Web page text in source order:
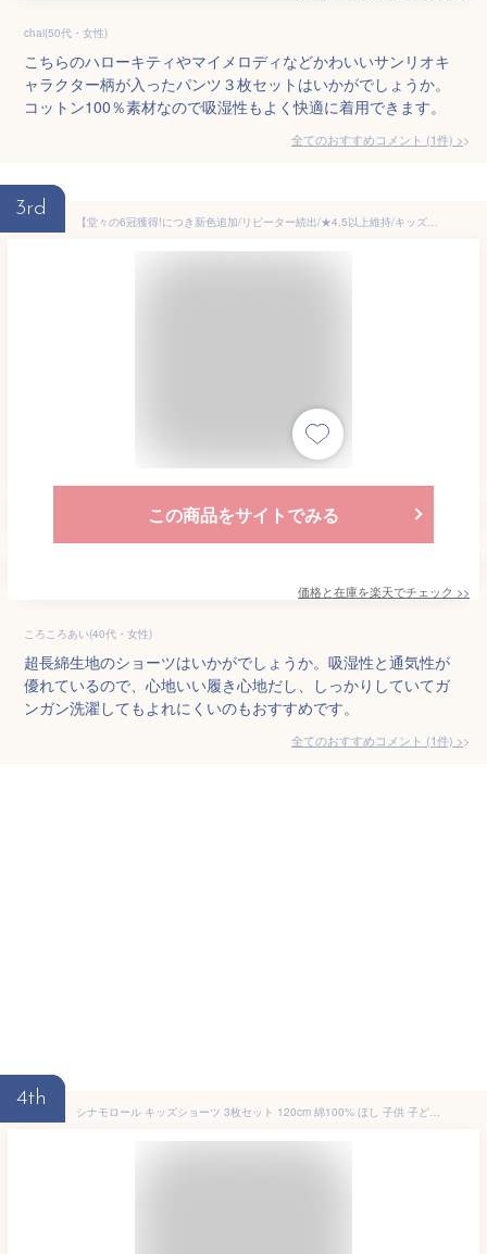
chai(50代・女性)
こちらのハローキティやマイメロディなどかわいいサンリオキ
ャラクター柄が入ったパンツ３枚セットはいかがでしょうか。
コットン100％素材なので吸湿性もよく快適に着用できます。
全てのおすすめコメント (1件) >
3rd
【堂々の6冠獲得!につき新色追加/リピーター続出/★4.5以上維持/キッズコットンショーツ/4枚セット】キッズショーツ 100-160cm ボクサーショーツ 女の子 綿 子供 女子 下着 パンツ 保育園 幼稚園 小学生 抗菌 通気性 吸湿性 110 120 130 140 150 160
この商品をサイトでみる
価格と在庫を楽天でチェック >>
ころころあい(40代・女性)
超長綿生地のショーツはいかがでしょうか。吸湿性と通気性が
優れているので、心地いい履き心地だし、しっかりしていてガ
ンガン洗濯してもよれにくいのもおすすめです。
全てのおすすめコメント (1件) >
4th
シナモロール キッズショーツ 3枚セット 120cm 綿100% ほし 子供 子ども キッズ 女の子 サンリオ sanrio キャラクター